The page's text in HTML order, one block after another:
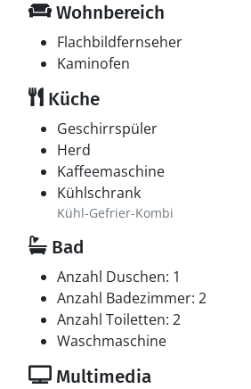
Wohnbereich
Flachbildfernseher
Kaminofen
Küche
Geschirrspüler
Herd
Kaffeemaschine
Kühlschrank
Kühl-Gefrier-Kombi
Bad
Anzahl Duschen: 1
Anzahl Badezimmer: 2
Anzahl Toiletten: 2
Waschmaschine
Multimedia